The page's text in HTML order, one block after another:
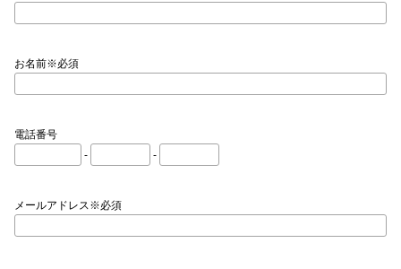
お名前※必須
電話番号
-
-
メールアドレス※必須